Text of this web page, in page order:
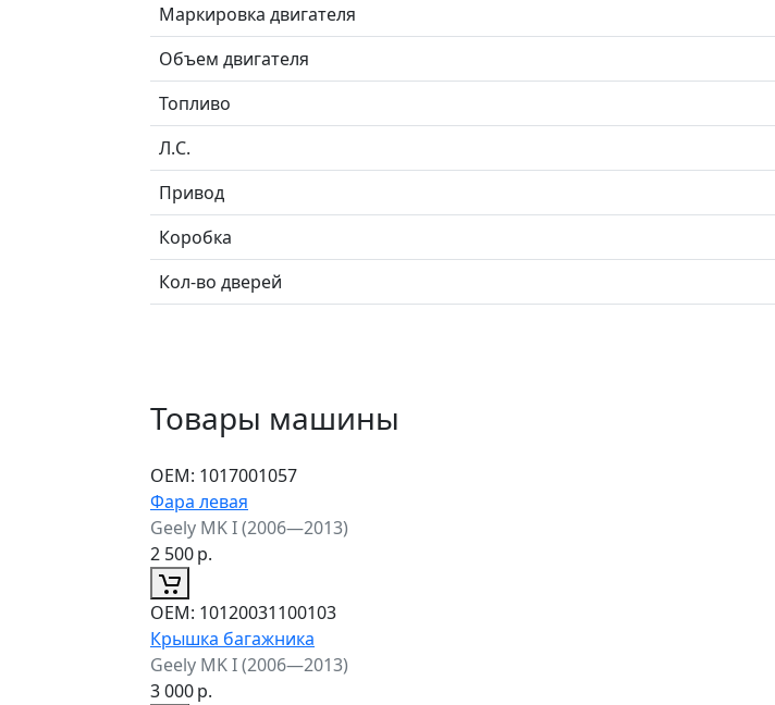
Маркировка двигателя
Объем двигателя
Топливо
Л.C.
Привод
Коробка
Кол-во дверей
Товары машины
ОЕМ: 1017001057
Фара левая
Geely MK I (2006—2013)
2 500р.
ОЕМ: 10120031100103
Крышка багажника
Geely MK I (2006—2013)
3 000р.